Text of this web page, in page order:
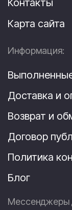
Контакты
Карта сайта
Информация:
Доставка и
Возврат и
Договор
Политика
Блог
Мессенджеры